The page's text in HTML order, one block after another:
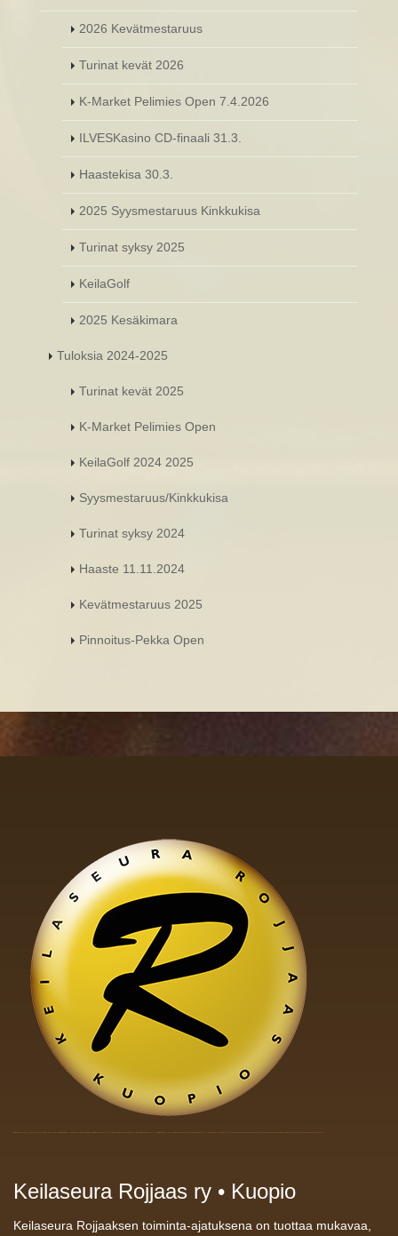
2026 Kevätmestaruus
Turinat kevät 2026
K-Market Pelimies Open 7.4.2026
ILVESKasino CD-finaali 31.3.
Haastekisa 30.3.
2025 Syysmestaruus Kinkkukisa
Turinat syksy 2025
KeilaGolf
2025 Kesäkimara
Tuloksia 2024-2025
Turinat kevät 2025
K-Market Pelimies Open
KeilaGolf 2024 2025
Syysmestaruus/Kinkkukisa
Turinat syksy 2024
Haaste 11.11.2024
Kevätmestaruus 2025
Pinnoitus-Pekka Open
Keilaseura Rojjaas ry • Kuopio
Keilaseura Rojjaaksen toiminta-ajatuksena on tuottaa mukavaa,